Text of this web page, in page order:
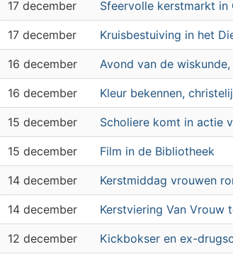
17 december Sfeervolle kerstmarkt in
17 december Kruisbestuiving in het
16 december Avond van de
16 december Kleur bekennen,
15 december Scholiere komt in actie
15 december Film in de Bibliotheek
14 december Kerstmiddag vrouwen
14 december Kerstviering Van Vrouw
12 december Kickbokser en ex-